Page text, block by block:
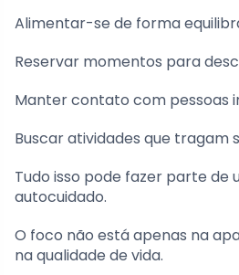
Alimentar-se de forma
Reservar momentos para
Manter contato com pessoas
Buscar atividades que tragam
Tudo isso pode fazer parte de
autocuidado.
O foco não está apenas na
na qualidade de vida.